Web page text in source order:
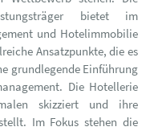
bietet im
und Hotelimmobilie
Ansatzpunkte, die es
grundlegende Einführung
Die Hotellerie
skizziert und ihre
Im Fokus stehen die